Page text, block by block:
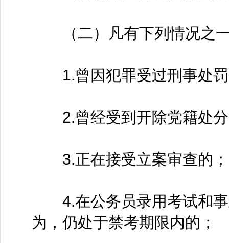
（二）凡有下列情况之一
1.曾因犯罪受过刑事处罚
2.曾经受到开除党籍处分
3.正在接受立案审查的；
4.在公务员录用考试和事
为，仍处于禁考期限内的；